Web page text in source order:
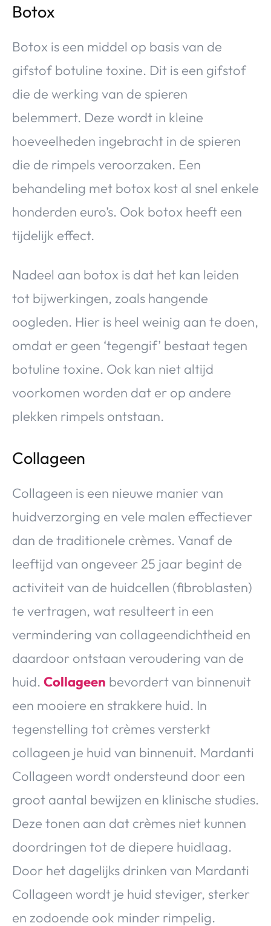
Botox
Botox is een middel op basis van de
gifstof botuline toxine. Dit is een gifstof
die de werking van de spieren
belemmert. Deze wordt in kleine
hoeveelheden ingebracht in de spieren
die de rimpels veroorzaken. Een
behandeling met botox kost al snel enkele
honderden euro’s. Ook botox heeft een
tijdelijk effect.
Nadeel aan botox is dat het kan leiden
tot bijwerkingen, zoals hangende
oogleden. Hier is heel weinig aan te doen,
omdat er geen ‘tegengif’ bestaat tegen
botuline toxine. Ook kan niet altijd
voorkomen worden dat er op andere
plekken rimpels ontstaan.
Collageen
Collageen is een nieuwe manier van
huidverzorging en vele malen effectiever
dan de traditionele crèmes. Vanaf de
leeftijd van ongeveer 25 jaar begint de
activiteit van de huidcellen (fibroblasten)
te vertragen, wat resulteert in een
vermindering van collageendichtheid en
daardoor ontstaan veroudering van de
huid. Collageen bevordert van binnenuit
een mooiere en strakkere huid. In
tegenstelling tot crèmes versterkt
collageen je huid van binnenuit. Mardanti
Collageen wordt ondersteund door een
groot aantal bewijzen en klinische studies.
Deze tonen aan dat crèmes niet kunnen
doordringen tot de diepere huidlaag.
Door het dagelijks drinken van Mardanti
Collageen wordt je huid steviger, sterker
en zodoende ook minder rimpelig.